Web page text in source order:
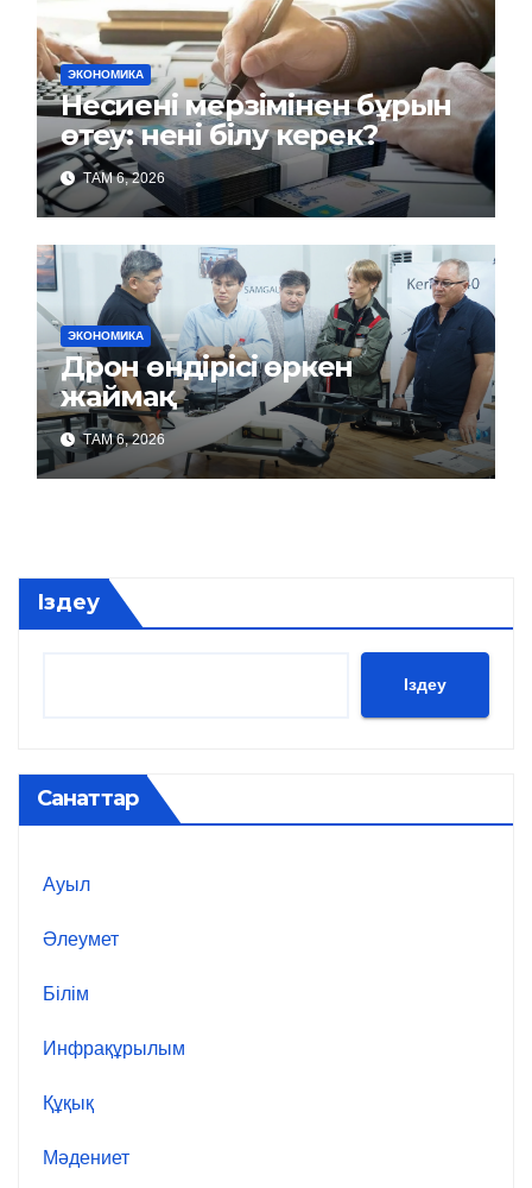
ЭКОНОМИКА
Несиені мерзімінен бұрын
өтеу: нені білу керек?
ТАМ 6, 2026
ЭКОНОМИКА
Дрон өндірісі өркен
жаймақ
ТАМ 6, 2026
Іздеу
Іздеу
Санаттар
Ауыл
Әлеумет
Білім
Инфрақұрылым
Құқық
Мәдениет